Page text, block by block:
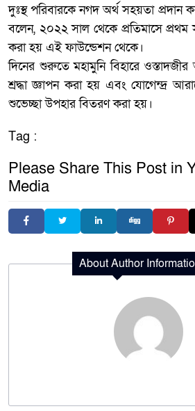
দুঃস্থ পরিবারকে নগদ অর্থ সহয়তা প্রদান
বলেন, ২০২২ সাল থেকে প্রতিমাসে প্রথম
করা হয় এই ফাউন্ডেশন থেকে।
দিনের শুরুতে মহামুনি বিহারে
শ্রদ্ধা জ্ঞাপন করা হয় এবং যোগেন্দ্র
শুভেচ্ছা উপহার বিতরণ করা হয়।
Tag :
Please Share This Post in
Media
About Author